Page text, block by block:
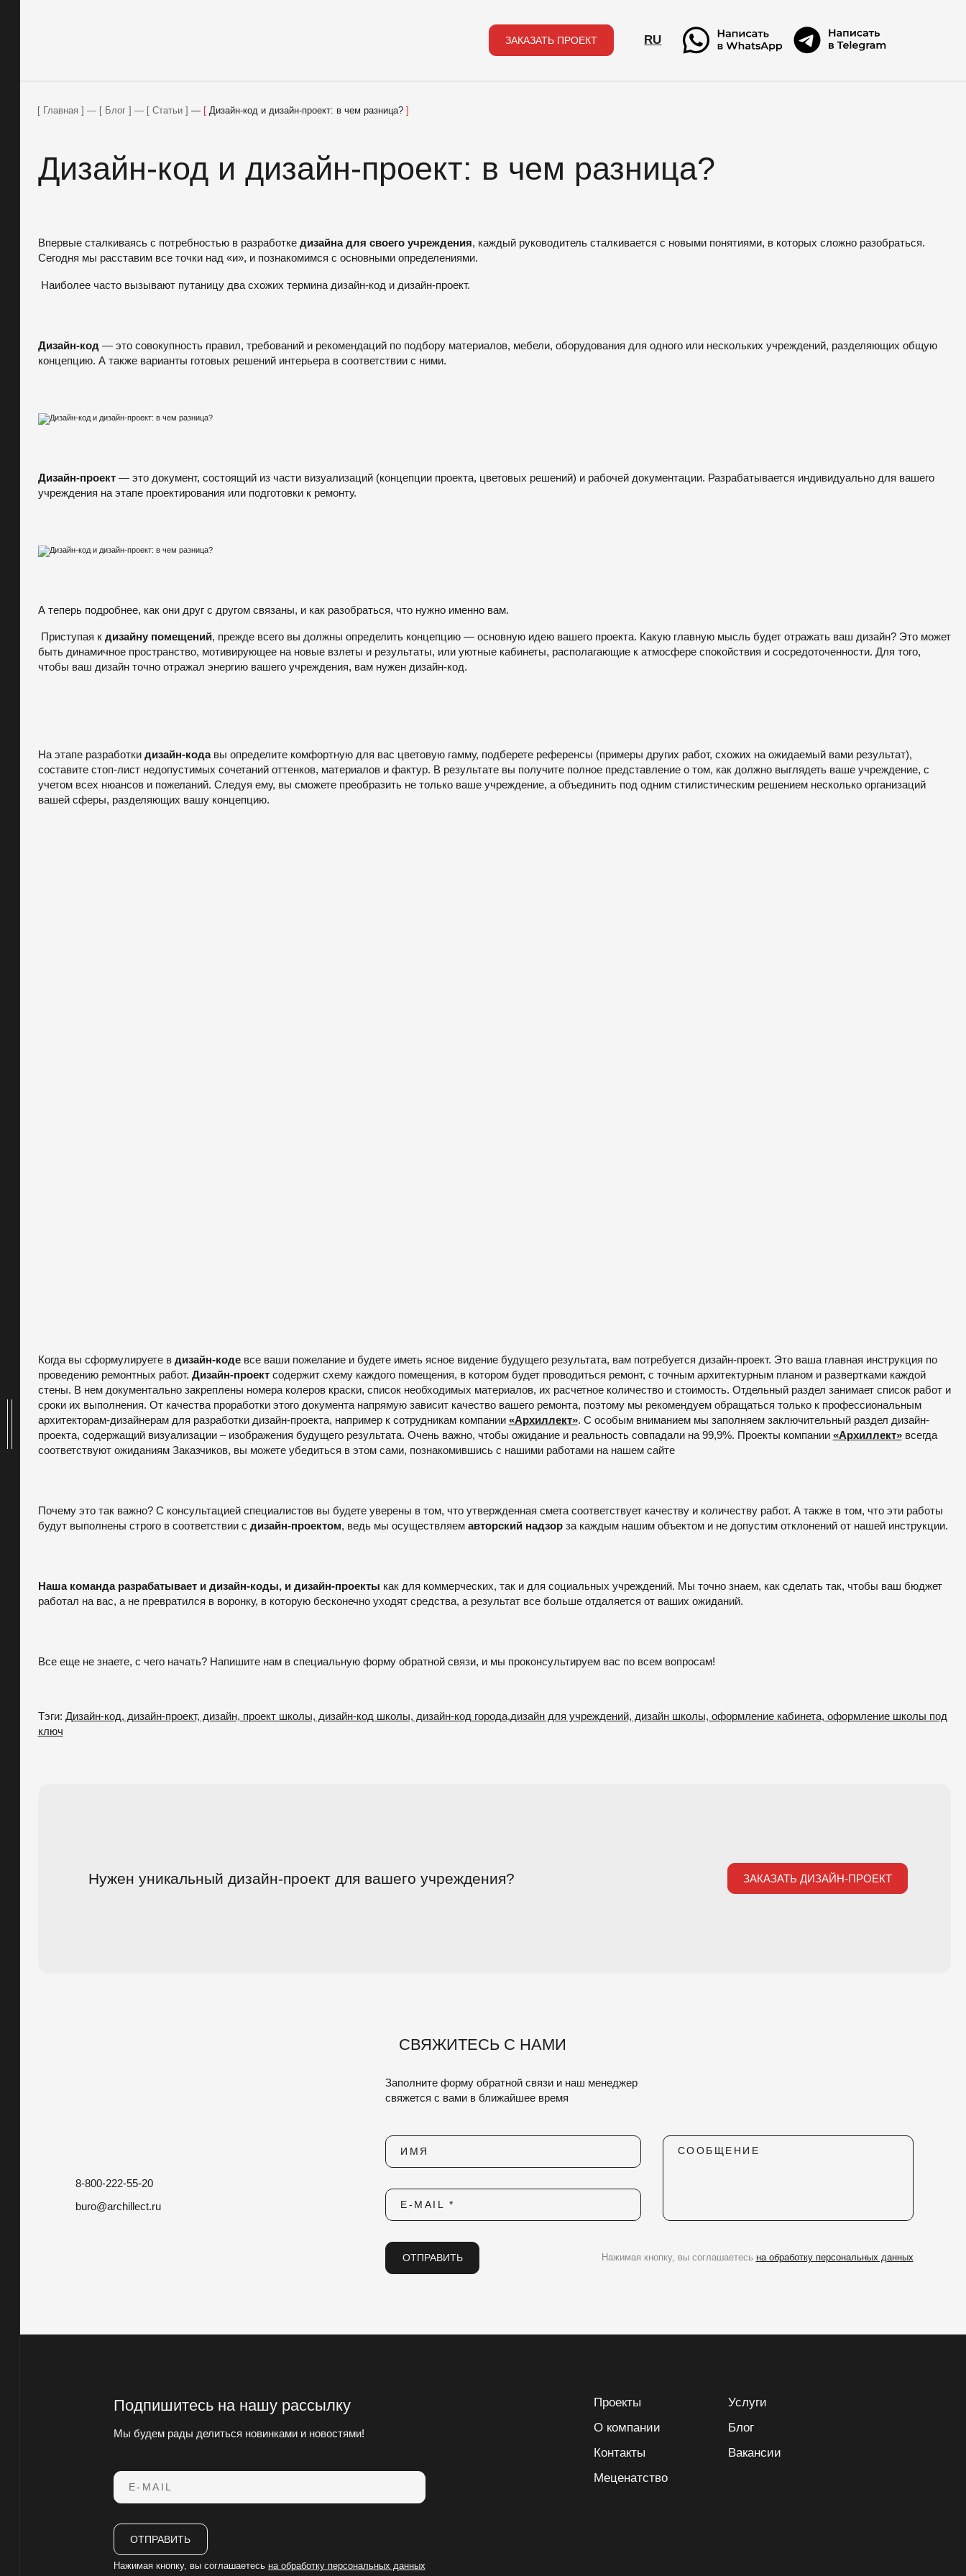
ЗАКАЗАТЬ ПРОЕКТ RU
Главная — Блог — Статьи — Дизайн-код и дизайн-проект: в чем разница?
Дизайн-код и дизайн-проект: в чем разница?
Впервые сталкиваясь с потребностью в разработке дизайна для своего учреждения, каждый руководитель сталкивается с новыми понятиями, в которых сложно разобраться.
Сегодня мы расставим все точки над «и», и познакомимся с основными определениями.
Наиболее часто вызывают путаницу два схожих термина дизайн-код и дизайн-проект.
Дизайн-код — это совокупность правил, требований и рекомендаций по подбору материалов, мебели, оборудования для одного или нескольких учреждений, разделяющих общую
концепцию. А также варианты готовых решений интерьера в соответствии с ними.
Дизайн-проект— это документ, состоящий из части визуализаций (концепции проекта, цветовых решений) и рабочей документации. Разрабатывается индивидуально для вашего
учреждения на этапе проектирования или подготовки к ремонту.
А теперь подробнее, как они друг с другом связаны, и как разобраться, что нужно именно вам.
Приступая кдизайну помещений, прежде всего вы должны определить концепцию — основную идею вашего проекта. Какую главную мысль будет отражать ваш дизайн? Это может
быть динамичное пространство, мотивирующее на новые взлеты и результаты, или уютные кабинеты, располагающие к атмосфере спокойствия и сосредоточенности. Для того,
чтобы ваш дизайн точно отражал энергию вашего учреждения, вам нужен дизайн-код.
На этапе разработкидизайн-кодавы определите комфортную для вас цветовую гамму, подберете референсы (примеры других работ, схожих на ожидаемый вами результат),
составите стоп-лист недопустимых сочетаний оттенков, материалов и фактур. В результате вы получите полное представление о том, как должно выглядеть ваше учреждение, с
учетом всех нюансов и пожеланий. Следуя ему, вы сможете преобразить не только ваше учреждение, а объединить под одним стилистическим решением несколько организаций
вашей сферы, разделяющих вашу концепцию.
Когда вы сформулируете в дизайн-кодевсе ваши пожелание и будете иметь ясное видение будущего результата, вам потребуется дизайн-проект. Это ваша главная инструкция по
проведению ремонтных работ. Дизайн-проектсодержит схему каждого помещения, в котором будет проводиться ремонт, с точным архитектурным планом и развертками каждой
стены. В нем документально закреплены номера колеров краски, список необходимых материалов, их расчетное количество и стоимость. Отдельный раздел занимает список работ и
сроки их выполнения. От качества проработки этого документа напрямую зависит качество вашего ремонта, поэтому мы рекомендуем обращаться только к профессиональным
архитекторам-дизайнерам для разработки дизайн-проекта, например к сотрудникам компании «Архиллект». С особым вниманием мы заполняем заключительный раздел дизайн-
проекта, содержащий визуализации – изображения будущего результата. Очень важно, чтобы ожидание и реальность совпадали на 99,9%. Проекты компании «Архиллект»всегда
соответствуют ожиданиям Заказчиков, вы можете убедиться в этом сами, познакомившись с нашими работами на нашем сайте
Почему это так важно? С консультацией специалистов вы будете уверены в том, что утвержденная смета соответствует качеству и количеству работ. А также в том, что эти работы
будут выполнены строго в соответствии с дизайн-проектом, ведь мы осуществляем авторский надзорза каждым нашим объектом и не допустим отклонений от нашей инструкции.
Наша команда разрабатывает и дизайн-коды, и дизайн-проекты как для коммерческих, так и для социальных учреждений. Мы точно знаем, как сделать так, чтобы ваш бюджет
работал на вас, а не превратился в воронку, в которую бесконечно уходят средства, а результат все больше отдаляется от ваших ожиданий.
Все еще не знаете, с чего начать? Напишите нам в специальную форму обратной связи, и мы проконсультируем вас по всем вопросам!
Тэги: Дизайн-код, дизайн-проект, дизайн, проект школы, дизайн-код школы, дизайн-код города,дизайн для учреждений, дизайн школы, оформление кабинета, оформление школы под
ключ
Нужен уникальный дизайн-проект для вашего учреждения? ЗАКАЗАТЬ ДИЗАЙН-ПРОЕКТ
СВЯЖИТЕСЬ С НАМИ
8-800-222-55-20
buro@archillect.ru
Заполните форму обратной связи и наш менеджер
свяжется с вами в ближайшее время
ИМЯ СООБЩЕНИЕ
E-MAIL *
ОТПРАВИТЬ Нажимая кнопку, вы соглашаетесь на обработку персональных данных
Подпишитесь на нашу рассылку
Мы будем рады делиться новинками и новостями!
E-MAIL
ОТПРАВИТЬ
Нажимая кнопку, вы соглашаетесь на обработку персональных данных
Проекты
Услуги
О компании
Блог
Контакты
Вакансии
Меценатство
Услуги
Контакты
Вакансии
Подпишитесь на нашу рассылку
Мы будем рады делиться новинками и новостями!